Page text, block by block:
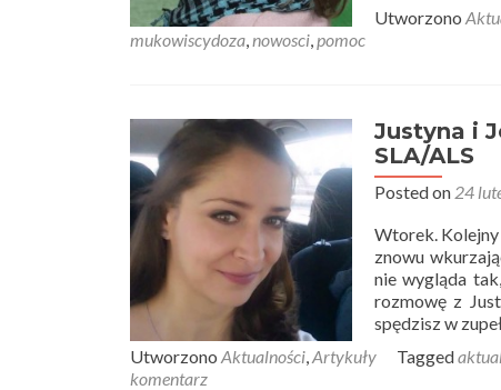
Utworzono
mukowiscydoza,nowosci,pomoc
Justyna i
SLA/ALS
Posted on 24
Wtorek. Kolejny
znowu
nie wygląda
rozmowę z
spędzisz w
Utworzono Aktualności,Artykuły Tagged
komentarz